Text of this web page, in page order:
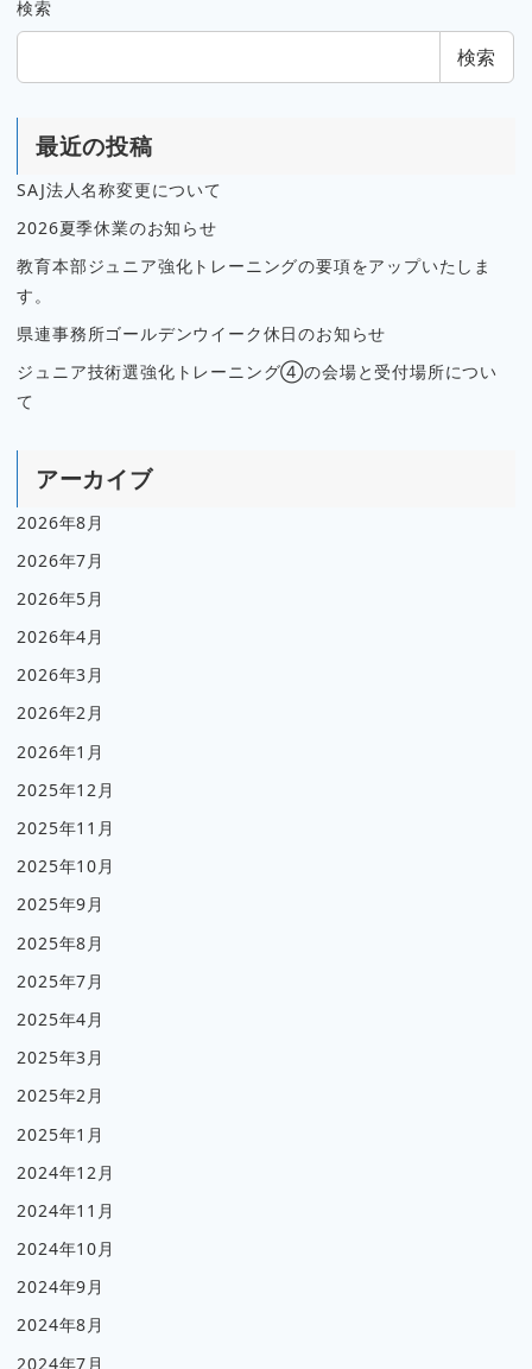
検索
検索
最近の投稿
SAJ法人名称変更について
2026夏季休業のお知らせ
教育本部ジュニア強化トレーニングの要項をアップいたしま
す。
県連事務所ゴールデンウイーク休日のお知らせ
ジュニア技術選強化トレーニング④の会場と受付場所につい
て
アーカイブ
2026年8月
2026年7月
2026年5月
2026年4月
2026年3月
2026年2月
2026年1月
2025年12月
2025年11月
2025年10月
2025年9月
2025年8月
2025年7月
2025年4月
2025年3月
2025年2月
2025年1月
2024年12月
2024年11月
2024年10月
2024年9月
2024年8月
2024年7月